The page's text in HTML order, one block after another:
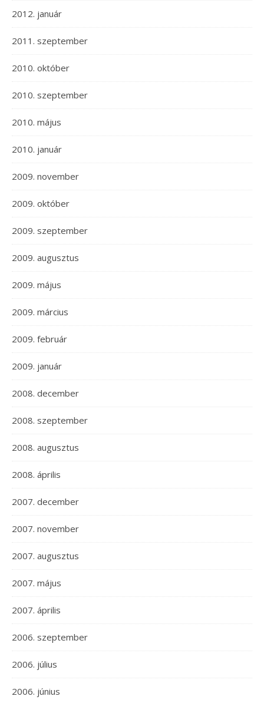
2012. január
2011. szeptember
2010. október
2010. szeptember
2010. május
2010. január
2009. november
2009. október
2009. szeptember
2009. augusztus
2009. május
2009. március
2009. február
2009. január
2008. december
2008. szeptember
2008. augusztus
2008. április
2007. december
2007. november
2007. augusztus
2007. május
2007. április
2006. szeptember
2006. július
2006. június